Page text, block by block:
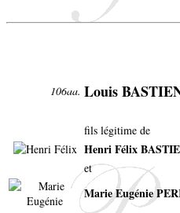
106aa. Louis
fils légitime de
Henri Félix
et
Marie Eugénie